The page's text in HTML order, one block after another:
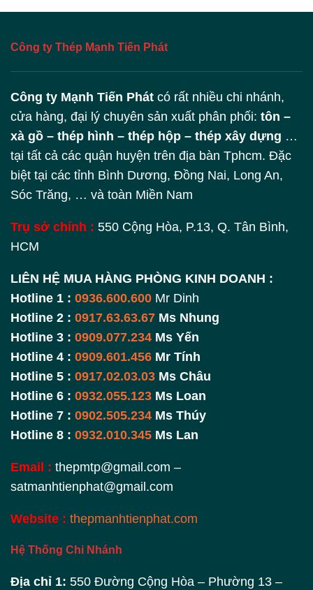
Công ty Thép Mạnh Tiến Phát
Công ty Mạnh Tiến Phát có rất nhiều chi nhánh,
cửa hàng, đại lý chuyên sản xuất phân phối: tôn –
xà gồ – thép hình – thép hộp – thép xây dựng …
tại tất cả các quận huyện trên địa bàn Tphcm. Đặc
biệt tại các tỉnh Bình Dương, Đồng Nai, Long An,
Sóc Trăng, … và toàn Miền Nam
Trụ sở chính : 550 Cộng Hòa, P.13, Q. Tân Bình,
HCM
LIÊN HỆ MUA HÀNG PHÒNG KINH DOANH :
Hotline 1 : 0936.600.600 Mr Dinh
Hotline 2 : 0917.63.63.67 Ms Nhung
Hotline 3 : 0909.077.234 Ms Yến
Hotline 4 : 0909.601.456 Mr Tính
Hotline 5 : 0917.02.03.03 Ms Châu
Hotline 6 : 0932.055.123 Ms Loan
Hotline 7 : 0902.505.234 Ms Thúy
Hotline 8 : 0932.010.345 Ms Lan
Email : thepmtp@gmail.com –
satmanhtienphat@gmail.com
Website : thepmanhtienphat.com
Hệ Thống Chi Nhánh
Địa chỉ 1: 550 Đường Cộng Hòa – Phường 13 –